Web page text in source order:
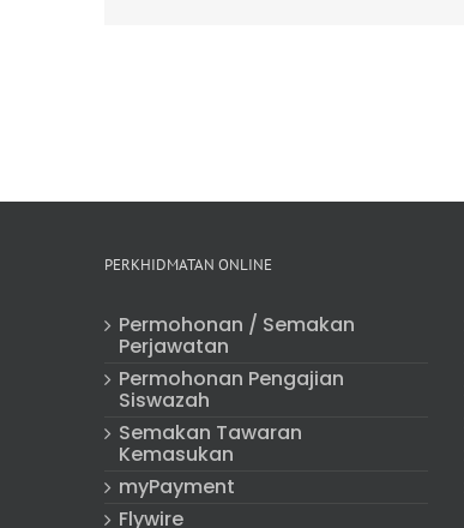
PERKHIDMATAN ONLINE
Permohonan / Semakan
Perjawatan
Permohonan Pengajian
Siswazah
Semakan Tawaran
Kemasukan
myPayment
Flywire